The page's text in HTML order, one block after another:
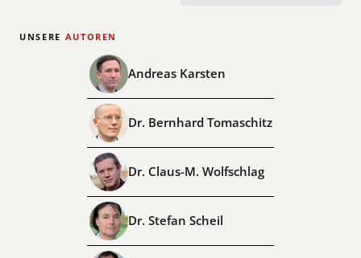
UNSERE AUTOREN
Andreas Karsten
Dr. Bernhard Tomaschitz
Dr. Claus-M. Wolfschlag
Dr. Stefan Scheil